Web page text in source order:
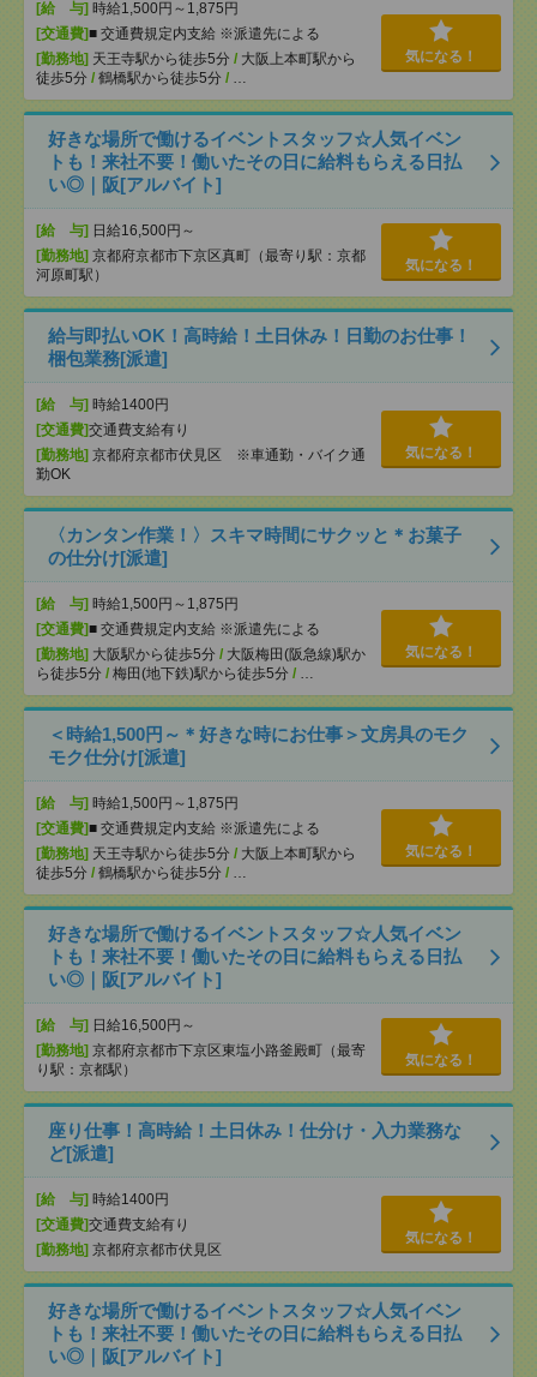
[給 与] 時給1,500円～1,875円
[交通費]■ 交通費規定内支給 ※派遣先による
[勤務地] 天王寺駅から徒歩5分 / 大阪上本町駅から
徒歩5分 / 鶴橋駅から徒歩5分 / …
気になる！
好きな場所で働けるイベントスタッフ☆人気イベン
トも！来社不要！働いたその日に給料もらえる日払
い◎｜阪[アルバイト]
[給 与] 日給16,500円～
[勤務地] 京都府京都市下京区真町（最寄り駅：京都
河原町駅）
気になる！
給与即払いOK！高時給！土日休み！日勤のお仕事！
梱包業務[派遣]
[給 与] 時給1400円
[交通費]交通費支給有り
[勤務地] 京都府京都市伏見区 ※車通勤・バイク通
勤OK
気になる！
〈カンタン作業！〉スキマ時間にサクッと＊お菓子
の仕分け[派遣]
[給 与] 時給1,500円～1,875円
[交通費]■ 交通費規定内支給 ※派遣先による
[勤務地] 大阪駅から徒歩5分 / 大阪梅田(阪急線)駅か
ら徒歩5分 / 梅田(地下鉄)駅から徒歩5分 / …
気になる！
＜時給1,500円～＊好きな時にお仕事＞文房具のモク
モク仕分け[派遣]
[給 与] 時給1,500円～1,875円
[交通費]■ 交通費規定内支給 ※派遣先による
[勤務地] 天王寺駅から徒歩5分 / 大阪上本町駅から
徒歩5分 / 鶴橋駅から徒歩5分 / …
気になる！
好きな場所で働けるイベントスタッフ☆人気イベン
トも！来社不要！働いたその日に給料もらえる日払
い◎｜阪[アルバイト]
[給 与] 日給16,500円～
[勤務地] 京都府京都市下京区東塩小路釜殿町（最寄
り駅：京都駅）
気になる！
座り仕事！高時給！土日休み！仕分け・入力業務な
ど[派遣]
[給 与] 時給1400円
[交通費]交通費支給有り
[勤務地] 京都府京都市伏見区
気になる！
好きな場所で働けるイベントスタッフ☆人気イベン
トも！来社不要！働いたその日に給料もらえる日払
い◎｜阪[アルバイト]